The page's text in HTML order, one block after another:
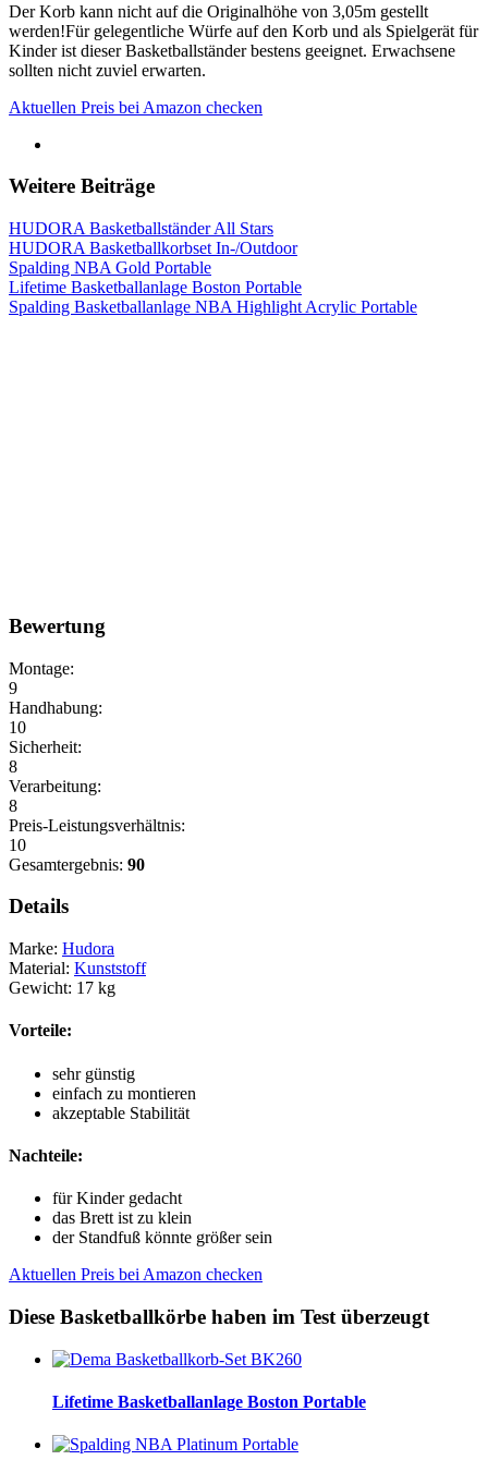
Der Korb kann nicht auf die Originalhöhe von 3,05m gestellt
werden!Für gelegentliche Würfe auf den Korb und als Spielgerät für
Kinder ist dieser Basketballständer bestens geeignet. Erwachsene
sollten nicht zuviel erwarten.
Aktuellen Preis bei Amazon checken
Weitere Beiträge
HUDORA Basketballständer All Stars
HUDORA Basketballkorbset In-/Outdoor
Spalding NBA Gold Portable
Lifetime Basketballanlage Boston Portable
Spalding Basketballanlage NBA Highlight Acrylic Portable
Bewertung
Montage:
9
Handhabung:
10
Sicherheit:
8
Verarbeitung:
8
Preis-Leistungsverhältnis:
10
Gesamtergebnis: 90
Details
Marke: Hudora
Material: Kunststoff
Gewicht: 17 kg
Vorteile:
sehr günstig
einfach zu montieren
akzeptable Stabilität
Nachteile:
für Kinder gedacht
das Brett ist zu klein
der Standfuß könnte größer sein
Aktuellen Preis bei Amazon checken
Diese Basketballkörbe haben im Test überzeugt
Lifetime Basketballanlage Boston Portable